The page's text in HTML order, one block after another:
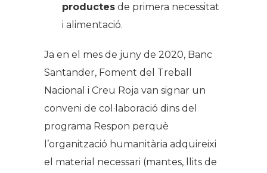
productes de primera necessitat
i alimentació.
Ja en el mes de juny de 2020, Banc
Santander, Foment del Treball
Nacional i Creu Roja van signar un
conveni de col·laboració dins del
programa Respon perquè
l’organització humanitària adquireixi
el material necessari (mantes, llits de